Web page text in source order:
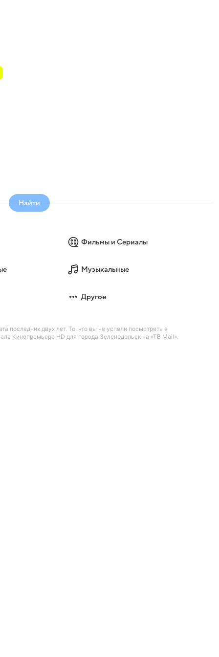
Найти
Фильмы и Сериалы
Музыкальные
Другое
последних двух лет. То, что вы не успели посмотреть в
Кинопремьера HD для города Зеленодольск на «ТВ Mail».